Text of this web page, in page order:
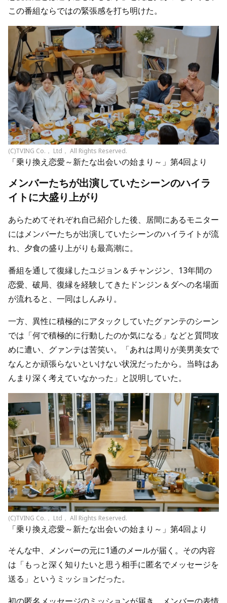
この番組ならではの緊張感を打ち明けた。
(C)TVING Co.， Ltd， All Rights Reserved.
「乗り換え恋愛～新たな出会いの始まり～」第4回より
メンバーたちが出演していたシーンのハイラ
イトに大盛り上がり
あらためてそれぞれ自己紹介した後、居間にあるモニター
にはメンバーたちが出演していたシーンのハイライトが流
れ、夕食の盛り上がりも最高潮に。
番組を通して復縁したユジョン＆チャンジン、13年間の
恋愛、破局、復縁を経験してきたドンジン＆ダヘの名場面
が流れると、一同はしんみり。
一方、異性に積極的にアタックしていたグァンテのシーン
では「何で積極的に行動したのか気になる」などと質問攻
めに遭い、グァンテは苦笑い。「あれは周りが美男美女で
なんとか頑張らないといけない状況だったから。当時はあ
んまり深く考えていなかった」と説明していた。
(C)TVING Co.， Ltd， All Rights Reserved.
「乗り換え恋愛～新たな出会いの始まり～」第4回より
そんな中、メンバーの元に1通のメールが届く。その内容
は「もっと深く知りたいと思う相手に匿名でメッセージを
送る」というミッションだった。